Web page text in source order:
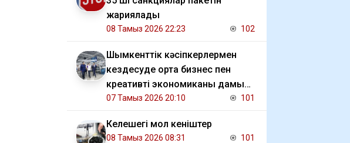
жариялады
08 Тамыз 2026 22:23 102
Шымкенттік кәсіпкерлермен
кездесуде орта бизнес пен
креативті экономиканы дамыту
мәселесі талқыланды
07 Тамыз 2026 20:10 101
Келешегі мол кеніштер
08 Тамыз 2026 08:31 101